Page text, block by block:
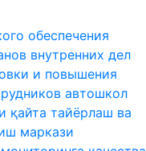
обеспечения
внутренних дел
и повышения
автошкол
қайта тайёрлаш ва
маркази